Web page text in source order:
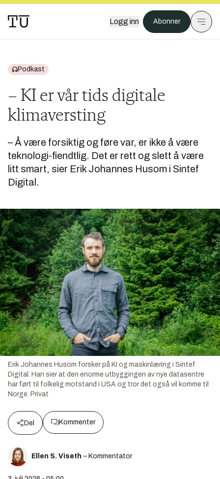
Logg inn Abonner
Podkast
– KI er vår tids digitale
klimaversting
– Å være forsiktig og føre var, er ikke å være
teknologi-fiendtlig. Det er rett og slett å være
litt smart, sier Erik Johannes Husom i Sintef
Digital.
Erik Johannes Husom forsker på KI og maskinlæring i Sintef
Digital. Han sier at den enorme utbyggingen av nye datasentre
har ført til folkelig motstand i USA og tror det også vil komme til
Norge. Privat
Del Kommenter
Ellen S. Viseth – Kommentator